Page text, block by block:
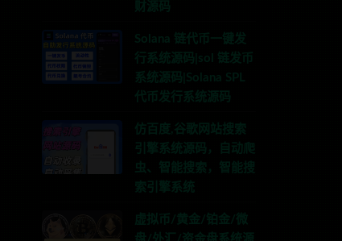
财源码
Solana 链代币一键发
行系统源码|sol 链发币
系统源码|Solana SPL
代币发行系统源码
仿百度,谷歌网站搜索
引擎系统源码，自动爬
虫、智能搜索，智能搜
索引擎系统
虚拟币/黄金/铂金/微